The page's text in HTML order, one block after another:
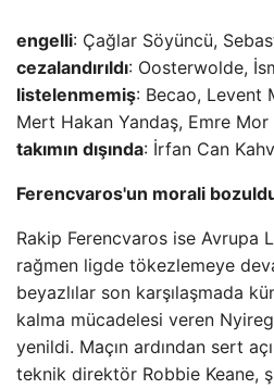
engelli: Çağlar Söyüncü,
cezalandırıldı: Oosterwolde,
listelenmemiş: Becao, Levent
Mert Hakan Yandaş, Emre Mor
takımın dışında: İrfan Can
Ferencvaros'un morali
Rakip Ferencvaros ise Avrupa
rağmen ligde tökezlemeye
beyazlılar son karşılaşmada
kalma mücadelesi veren
yenildi. Maçın ardından sert
teknik direktör Robbie Keane,